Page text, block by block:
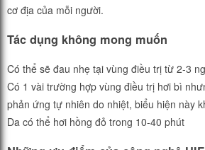
cơ địa của mỗi người.
Tác dụng không mong muốn
Có thể sẽ đau nhẹ tại vùng điều trị từ 2-3
Có 1 vài trường hợp vùng điều trị hơi bì
phản ứng tự nhiên do nhiệt, biểu hiện này
Da có thể hơi hồng đỏ trong 10-40 phút